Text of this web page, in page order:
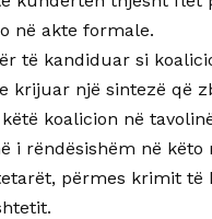
në akte formale.
të kandiduar si
një sintezë që
koalicion në
i rëndësishëm në këto
përmes krimit të